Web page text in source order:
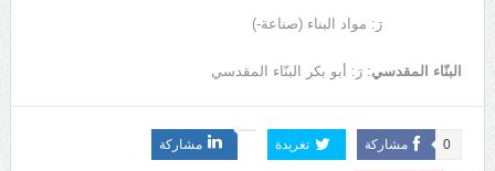
رَ: مواد البناء (صناعة-)
البنّاء المقدسي: رَ: أبو بكر البنّاء المقدسي
مشاركة 0 تغريدة مشاركة